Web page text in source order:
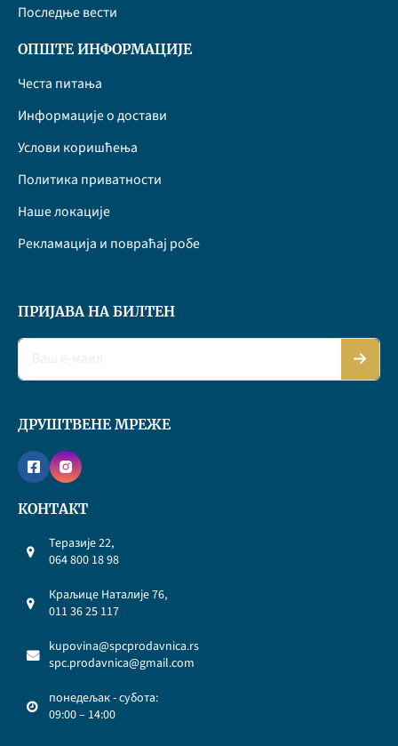
Последње вести
ОПШТЕ ИНФОРМАЦИЈЕ
Честа питања
Информације о достави
Услови коришћења
Политика приватности
Наше локације
Рекламација и повраћај робе
ПРИЈАВА НА БИЛТЕН
ДРУШТВЕНЕ МРЕЖЕ
КОНТАКТ
Теразије 22,
064 800 18 98
Краљице Наталије 76,
011 36 25 117
kupovina@spcprodavnica.rs
spc.prodavnica@gmail.com
понедељак - субота:
09:00 – 14:00